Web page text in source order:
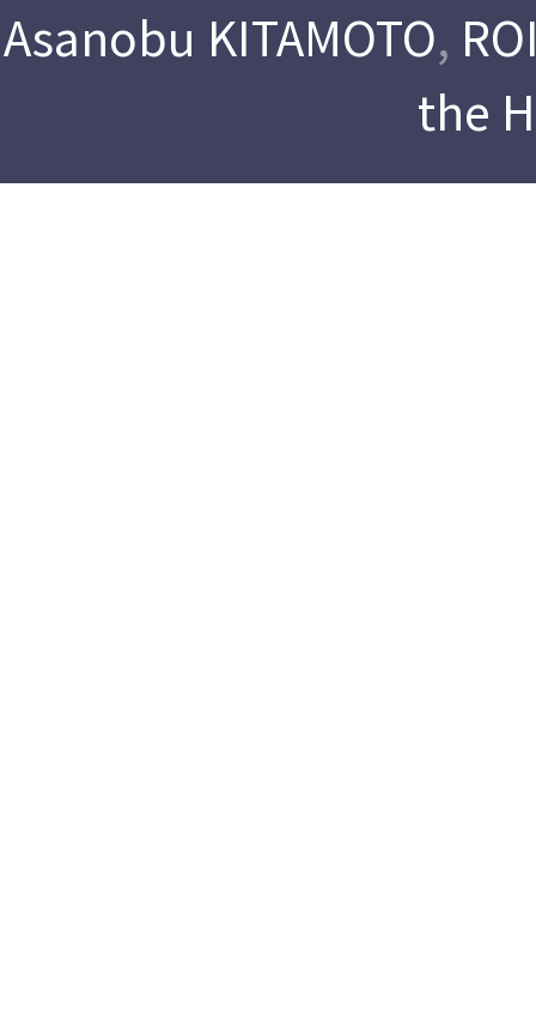
Asanobu KITAMOTO,
the